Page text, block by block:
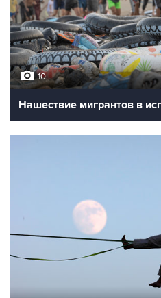
10
Нашествие мигрантов в